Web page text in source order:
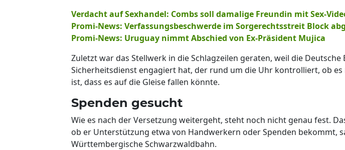
Verdacht auf Sexhandel: Combs soll damalige Freundin mit Sex-
Promi-News: Verfassungsbeschwerde im Sorgerechtsstreit Block
Promi-News: Uruguay nimmt Abschied von Ex-Präsident Mujica
Zuletzt war das Stellwerk in die Schlagzeilen geraten, weil die Deutsche
Sicherheitsdienst engagiert hat, der rund um die Uhr kontrolliert, ob es
ist, dass es auf die Gleise fallen könnte.
Spenden gesucht
Wie es nach der Versetzung weitergeht, steht noch nicht genau fest.
ob er Unterstützung etwa von Handwerkern oder Spenden bekommt,
Württembergische Schwarzwaldbahn.